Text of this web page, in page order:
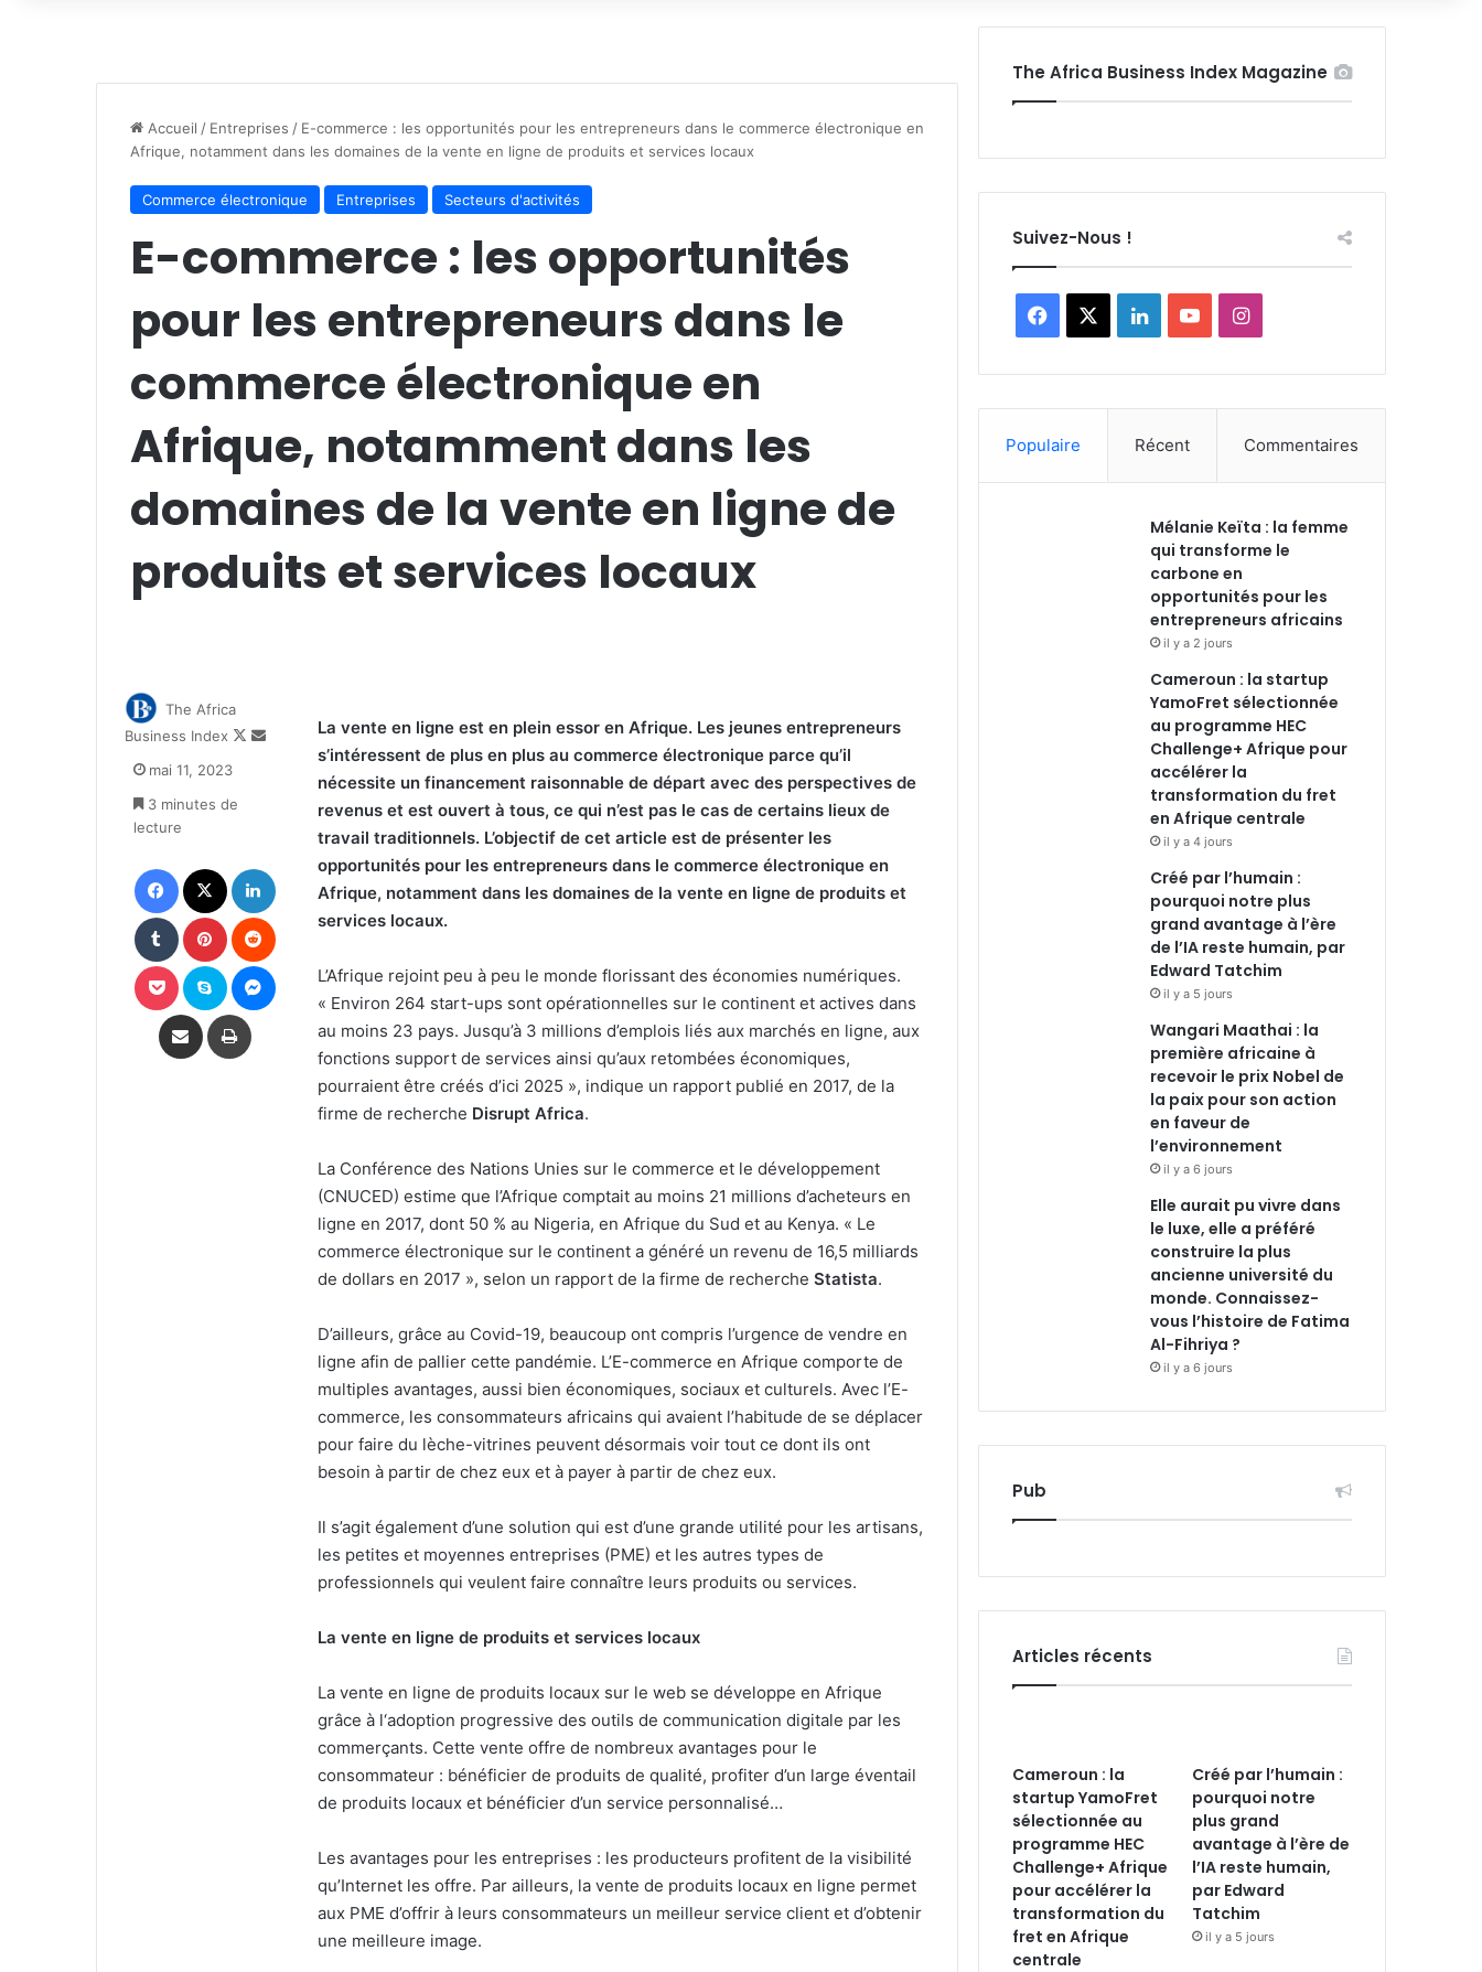
Accueil / Entreprises / E-commerce : les opportunités pour les entrepreneurs dans le commerce électronique en
Afrique, notamment dans les domaines de la vente en ligne de produits et services locaux
Commerce électronique Entreprises Secteurs d'activités
E-commerce : les opportunités
pour les entrepreneurs dans le
commerce électronique en
Afrique, notamment dans les
domaines de la vente en ligne de
produits et services locaux
La vente en ligne est en plein essor en Afrique. Les jeunes entrepreneurs
s’intéressent de plus en plus au commerce électronique parce qu’il
nécessite un financement raisonnable de départ avec des perspectives de
revenus et est ouvert à tous, ce qui n’est pas le cas de certains lieux de
travail traditionnels. L’objectif de cet article est de présenter les
opportunités pour les entrepreneurs dans le commerce électronique en
Afrique, notamment dans les domaines de la vente en ligne de produits et
services locaux.
L’Afrique rejoint peu à peu le monde florissant des économies numériques.
« Environ 264 start-ups sont opérationnelles sur le continent et actives dans
au moins 23 pays. Jusqu’à 3 millions d’emplois liés aux marchés en ligne, aux
fonctions support de services ainsi qu’aux retombées économiques,
pourraient être créés d’ici 2025 », indique un rapport publié en 2017, de la
firme de recherche Disrupt Africa.
La Conférence des Nations Unies sur le commerce et le développement
(CNUCED) estime que l’Afrique comptait au moins 21 millions d’acheteurs en
ligne en 2017, dont 50 % au Nigeria, en Afrique du Sud et au Kenya. « Le
commerce électronique sur le continent a généré un revenu de 16,5 milliards
de dollars en 2017 », selon un rapport de la firme de recherche Statista.
D’ailleurs, grâce au Covid-19, beaucoup ont compris l’urgence de vendre en
ligne afin de pallier cette pandémie. L’E-commerce en Afrique comporte de
multiples avantages, aussi bien économiques, sociaux et culturels. Avec l’E-
commerce, les consommateurs africains qui avaient l’habitude de se déplacer
pour faire du lèche-vitrines peuvent désormais voir tout ce dont ils ont
besoin à partir de chez eux et à payer à partir de chez eux.
Il s’agit également d’une solution qui est d’une grande utilité pour les artisans,
les petites et moyennes entreprises (PME) et les autres types de
professionnels qui veulent faire connaître leurs produits ou services.
La vente en ligne de produits et services locaux
La vente en ligne de produits locaux sur le web se développe en Afrique
grâce à l‘adoption progressive des outils de communication digitale par les
commerçants. Cette vente offre de nombreux avantages pour le
consommateur : bénéficier de produits de qualité, profiter d’un large éventail
de produits locaux et bénéficier d’un service personnalisé…
Les avantages pour les entreprises : les producteurs profitent de la visibilité
qu’Internet les offre. Par ailleurs, la vente de produits locaux en ligne permet
aux PME d’offrir à leurs consommateurs un meilleur service client et d’obtenir
une meilleure image.
The Africa
Business Index
Follow
Envoyer
mai 11, 2023
3 minutes de
lecture
Facebook Linkedin
Tumblr Pinterest
Pocket Skype Messenger
Partager par email Imprimer
The Africa Business Index Magazine
Suivez-Nous !
Facebook LinkedinYouTubeInstagram
Populaire Récent Commentaires
Mélanie Keïta : la femme
qui transforme le
carbone en
opportunités pour les
entrepreneurs africains
il y a 2 jours
Cameroun : la startup
YamoFret sélectionnée
au programme HEC
Challenge+ Afrique pour
accélérer la
transformation du fret
en Afrique centrale
il y a 4 jours
Créé par l’humain :
pourquoi notre plus
grand avantage à l’ère
de l’IA reste humain, par
Edward Tatchim
il y a 5 jours
Wangari Maathai : la
première africaine à
recevoir le prix Nobel de
la paix pour son action
en faveur de
l’environnement
il y a 6 jours
Elle aurait pu vivre dans
le luxe, elle a préféré
construire la plus
ancienne université du
monde. Connaissez-
vous l’histoire de Fatima
Al-Fihriya ?
il y a 6 jours
Pub
Articles récents
Cameroun : la
startup YamoFret
sélectionnée au
programme HEC
Challenge+ Afrique
pour accélérer la
transformation du
fret en Afrique
centrale
Créé par l’humain :
pourquoi notre
plus grand
avantage à l’ère de
l’IA reste humain,
par Edward
Tatchim
il y a 5 jours